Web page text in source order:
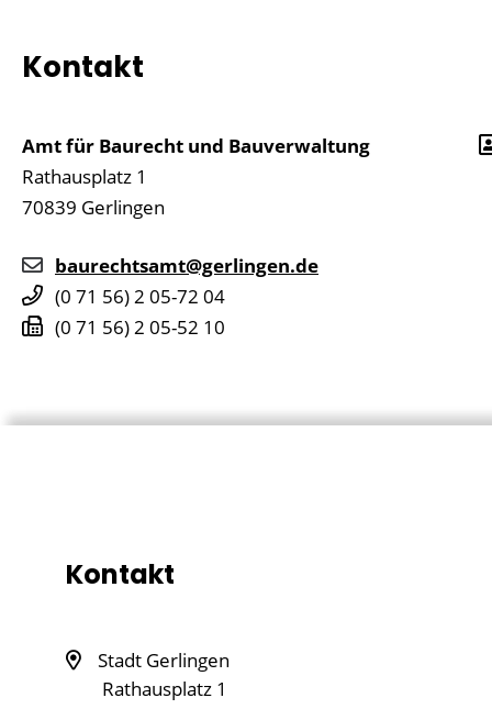
Kontakt
Amt für Baurecht und Bauverwaltung
Rathausplatz 1
70839 Gerlingen
baurechtsamt@gerlingen.de
(0 71 56) 2 05-72 04
(0 71 56) 2 05-52 10
Kontakt
Stadt Gerlingen
Rathausplatz 1